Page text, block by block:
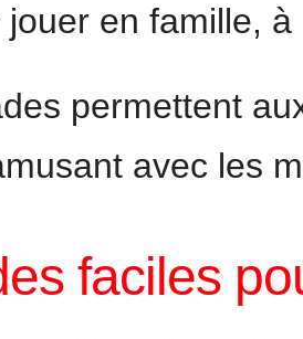
en famille, à
permettent
avec les
faciles